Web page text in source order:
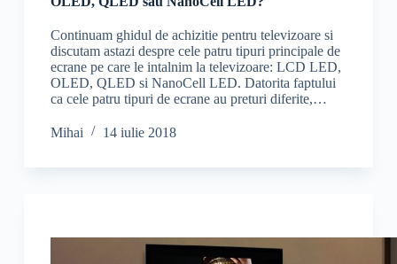
Continuam ghidul de achizitie pentru televizoare si
discutam astazi despre cele patru tipuri principale de
ecrane pe care le intalnim la televizoare: LCD LED,
OLED, QLED si NanoCell LED. Datorita faptului
ca cele patru tipuri de ecrane au preturi diferite,…
Mihai 14 iulie 2018